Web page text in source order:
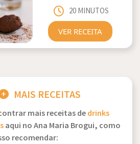
20 MINUTOS
VER RECEITA
MAIS RECEITAS
mais receitas dedrinks
aqui no Ana Maria Brogui, como
recomendar: